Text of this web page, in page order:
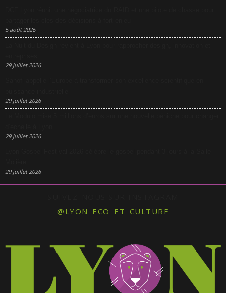
5 août 2026
29 juillet 2026
29 juillet 2026
29 juillet 2026
29 juillet 2026
@LYON_ECO_ET_CULTURE